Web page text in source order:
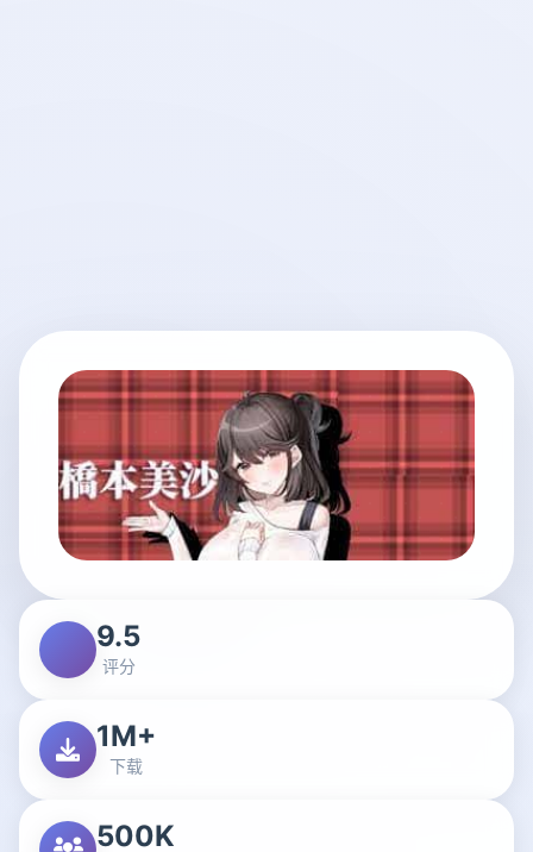
9.5
评分
1M+
下载
500K